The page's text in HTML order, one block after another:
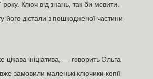
року. Ключ від знань, так би мовити.
його дістали з пошкодженої частини
ініціатива, — говорить Ольга
замовили маленькі ключики-копії